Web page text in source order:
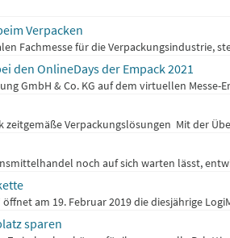
Verpacken
Fachmesse für die Verpackungsindustrie,
den OnlineDays der Empack 2021
GmbH & Co. KG auf dem virtuellen Messe-
Verpackungslösungen Mit der
noch auf sich warten lässt,
am 19. Februar 2019 die diesjährige
sparen